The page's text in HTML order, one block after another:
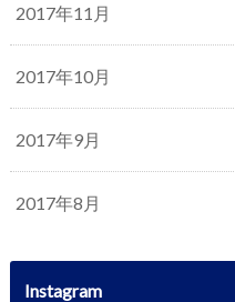
2017年11月
2017年10月
2017年9月
2017年8月
Instagram